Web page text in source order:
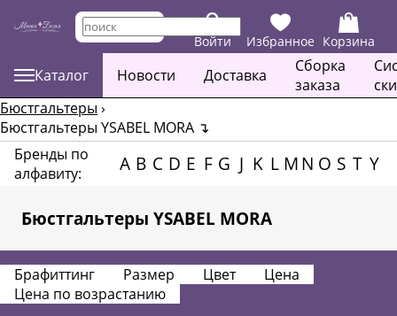
Войти Избранное Корзина
Каталог Новости Доставка
Сборка
заказа
Бюстгальтеры ›
Бюстгальтеры YSABEL MORA ↴
Бренды по
алфавиту:
A B C D E F G J K L MN O S T Y
Бюстгальтеры YSABEL MORA
Брафиттинг Размер Цвет
Цена
Цена по возрастанию